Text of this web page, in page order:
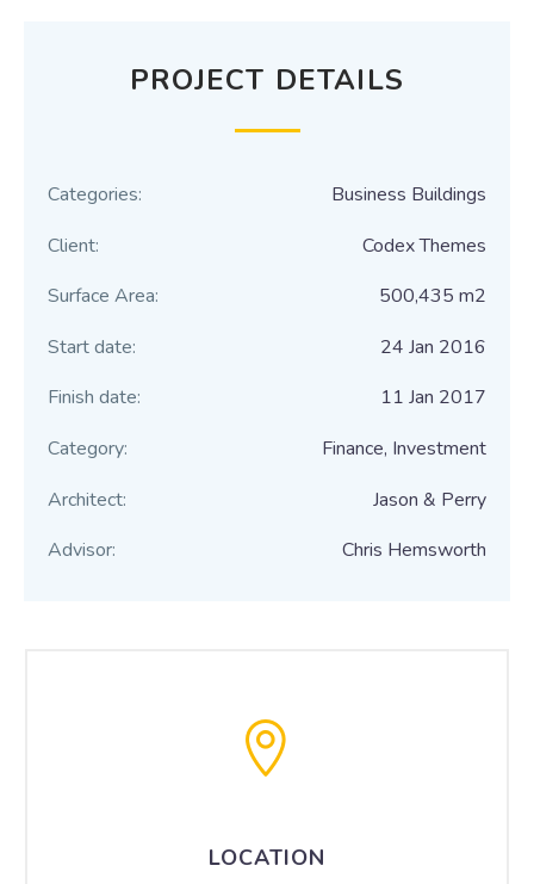
PROJECT DETAILS
Categories:
Client:
Surface Area:
Start date:
Finish date:
Category:
Architect:
Advisor:
Business Buildings
Codex Themes
500,435 m2
24 Jan 2016
11 Jan 2017
Finance, Investment
Jason & Perry
Chris Hemsworth
LOCATION